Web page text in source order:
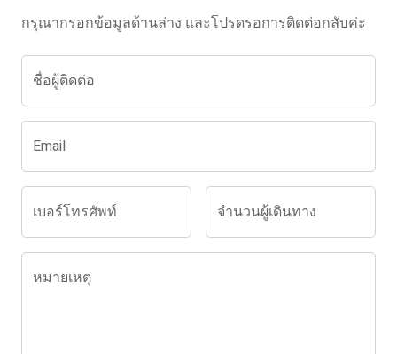
กรุณากรอกข้อมูลด้านล่าง และโปรดรอการติดต่อกลับค่ะ
ชื่อผู้ติดต่อ
Email
เบอร์โทรศัพท์ จำนวนผู้เดินทาง
หมายเหตุ